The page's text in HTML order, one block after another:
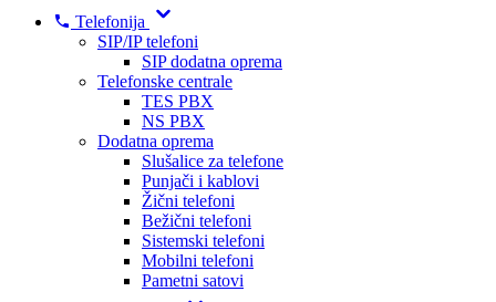
Telefonija
SIP/IP telefoni
SIP dodatna oprema
Telefonske centrale
TES PBX
NS PBX
Dodatna oprema
Slušalice za telefone
Punjači i kablovi
Žični telefoni
Bežični telefoni
Sistemski telefoni
Mobilni telefoni
Pametni satovi